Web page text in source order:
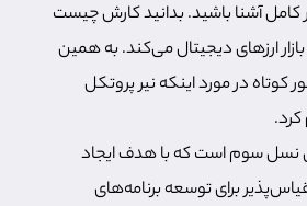
کامل آشنا باشید. بدانید کارش چیست
ارزهای دیجیتال می‌کند. به همین
در مورد اینکه نیر پروتکل
نسل سوم است که با هدف ایجاد
برای توسعه برنامه‌های